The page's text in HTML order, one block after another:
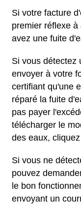
Si votre facture
premier réflexe
avez une fuite
Si vous détectez
envoyer à votre
certifiant qu'une
réparé la fuite
pas payer
télécharger le
des eaux, cliquez
Si vous ne
pouvez
le bon
envoyant un